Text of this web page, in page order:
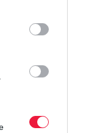
below Google
ezer forintot
van hátra a
idővel?